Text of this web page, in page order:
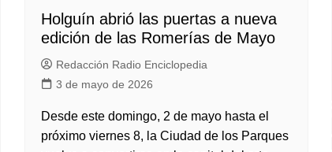
Holguín abrió las puertas a nueva
edición de las Romerías de Mayo
Redacción Radio Enciclopedia
3 de mayo de 2026
Desde este domingo, 2 de mayo hasta el
próximo viernes 8, la Ciudad de los Parques